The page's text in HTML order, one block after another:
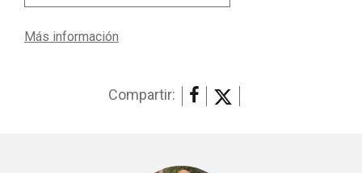
Más información
Compartir: